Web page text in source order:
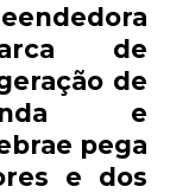
de
de
e
pega
e dos